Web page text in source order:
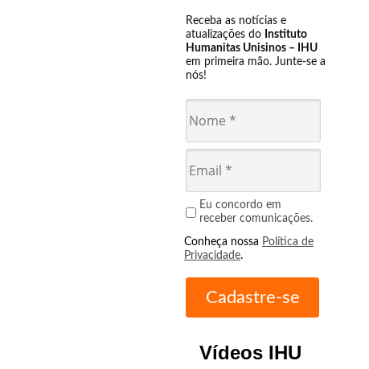
Receba as notícias e
atualizações do Instituto
Humanitas Unisinos – IHU
em primeira mão. Junte-se a
nós!
Eu concordo em
receber comunicações.
Conheça nossa Política de
Privacidade.
Vídeos IHU